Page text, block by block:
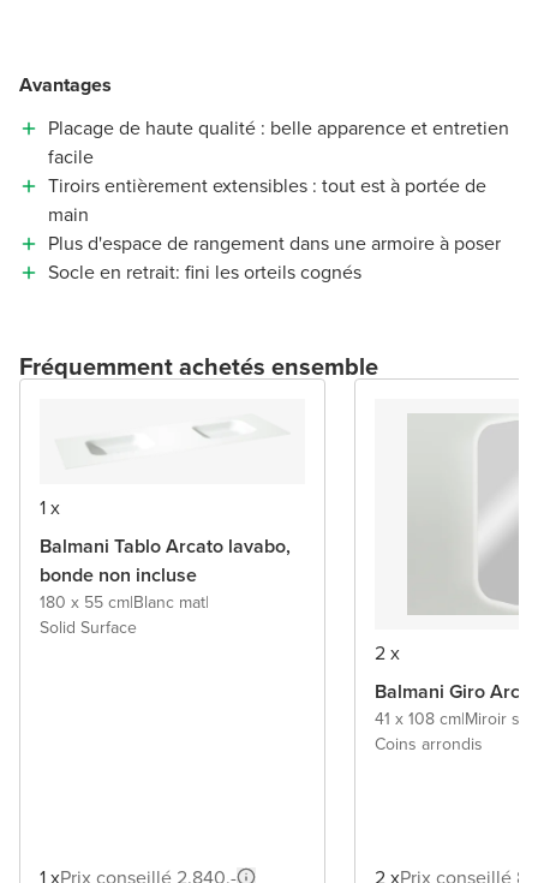
Avantages
Placage de haute qualité : belle apparence et entretien
facile
Tiroirs entièrement extensibles : tout est à portée de
main
Plus d'espace de rangement dans une armoire à poser
Socle en retrait: fini les orteils cognés
Fréquemment achetés ensemble
1 x
Balmani Tablo Arcato lavabo,
bonde non incluse
180 x 55 cm|Blanc mat|
Solid Surface
2 x
Balmani Giro
41 x 108 cm|Miroir
Coins arrondis